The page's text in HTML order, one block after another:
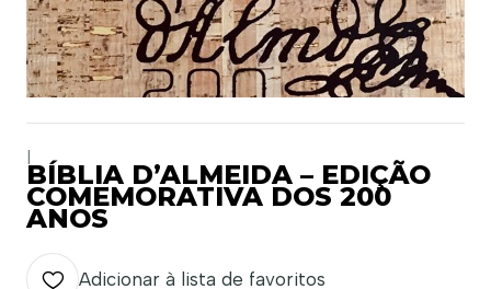
BÍBLIA D’ALMEIDA – EDIÇÃO
COMEMORATIVA DOS 200
ANOS
Adicionar à lista de favoritos